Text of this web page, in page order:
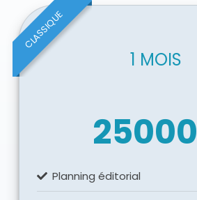
CLASSIQUE
1 MOIS
25000
Planning éditorial